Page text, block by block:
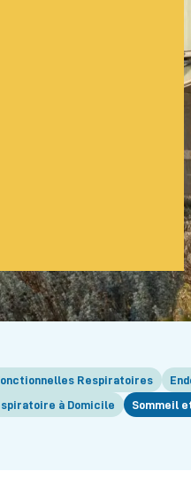
Respiratoires
à Domicile Sommeil